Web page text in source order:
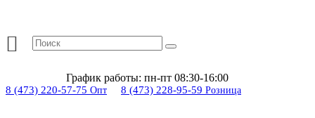
График работы: пн-пт 08:30-16:00
8 (473) 220-57-75 Опт 8 (473) 228-95-59 Розница